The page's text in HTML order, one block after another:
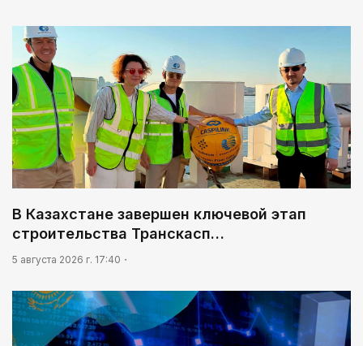
Золото, рожденное трудом
В Казахстане завершен ключевой этап
строительства Транскасп…
5 августа 2026 г. 17:40